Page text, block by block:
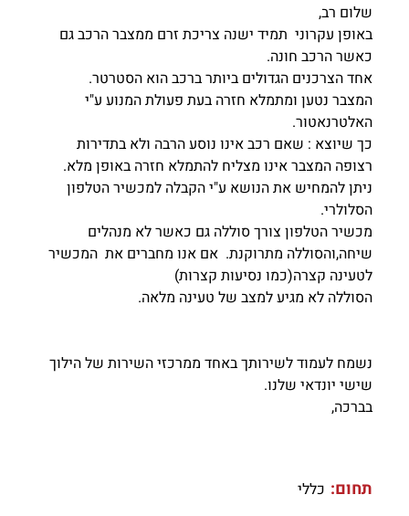
שלום רב,
באופן עקרוני תמיד ישנה צריכת זרם ממצבר הרכב גם
כאשר הרכב חונה.
אחד הצרכנים הגדולים ביותר ברכב הוא הסטרטר.
המצבר נטען ומתמלא חזרה בעת פעולת המנוע ע"י
האלטרנאטור.
כך שיוצא : שאם רכב אינו נוסע הרבה ולא בתדירות
רצופה המצבר אינו מצליח להתמלא חזרה באופן מלא.
ניתן להמחיש את הנושא ע"י הקבלה למכשיר הטלפון
הסלולרי.
מכשיר הטלפון צורך סוללה גם כאשר לא מנהלים
שיחה,והסוללה מתרוקנת. אם אנו מחברים את המכשיר
לטעינה קצרה(כמו נסיעות קצרות)
הסוללה לא מגיע למצב של טעינה מלאה.
נשמח לעמוד לשירותך באחד ממרכזי השירות של הילוך
שישי יונדאי שלנו.
בברכה,
תחום: כללי